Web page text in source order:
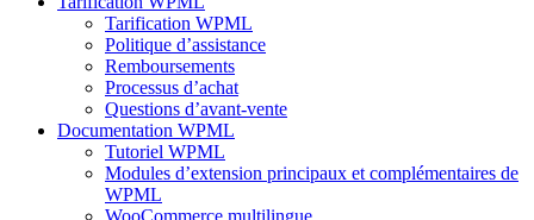
Tarification WPML
Politique d’assistance
Remboursements
Processus d’achat
Questions d’avant-vente
Documentation WPML
Tutoriel WPML
Modules d’extension principaux et complémentaires de
WPML
WooCommerce multilingue